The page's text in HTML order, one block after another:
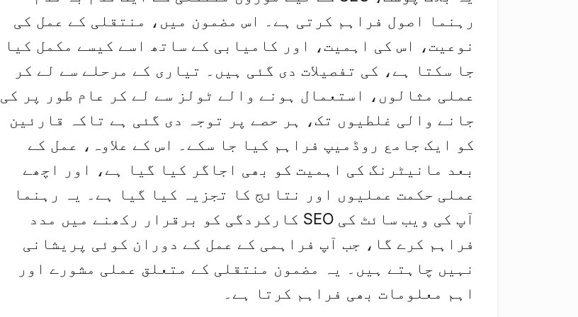
رہنما اصول فراہم کرتی ہے۔ اس مضمون میں، منتقلی کے عمل کی
نوعیت، اس کی اہمیت، اور کامیابی کے ساتھ اسے کیسے مکمل کیا
جا سکتا ہے، کی تفصیلات دی گئی ہیں۔ تیاری کے مرحلے سے لے کر
عملی مثالوں، استعمال ہونے والے ٹولز سے لے کر عام طور پر کی
جانے والی غلطیوں تک، ہر حصے پر توجہ دی گئی ہے تاکہ قارئین
کو ایک جامع روڈمیپ فراہم کیا جا سکے۔ اس کے علاوہ، عمل کے
بعد مانیٹرنگ کی اہمیت کو بھی اجاگر کیا گیا ہے، اور اچھے
عملی حکمت عملیوں اور نتائج کا تجزیہ کیا گیا ہے۔ یہ رہنما
آپ کی ویب سائٹ کی SEO کارکردگی کو برقرار رکھنے میں مدد
فراہم کرے گا، جب آپ فراہمی کے عمل کے دوران کوئی پریشانی
نہیں چاہتے ہیں۔ یہ مضمون منتقلی کے متعلق عملی مشورے اور
اہم معلومات بھی فراہم کرتا ہے۔